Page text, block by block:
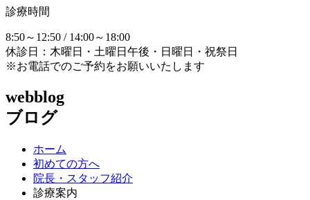
診療時間
8:50～12:50 / 14:00～18:00
休診日：木曜日・土曜日午後・日曜日・祝祭日
※お電話でのご予約をお願いいたします
webblog
ブログ
ホーム
初めての方へ
院長・スタッフ紹介
診療案内